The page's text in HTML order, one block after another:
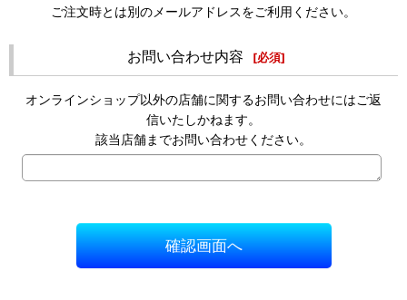
ご注文時とは別のメールアドレスをご利用ください。
お問い合わせ内容 [必須]
オンラインショップ以外の店舗に関するお問い合わせにはご返
信いたしかねます。
該当店舗までお問い合わせください。
確認画面へ